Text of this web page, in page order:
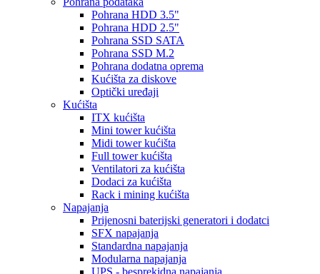
Pohrana HDD 3.5"
Pohrana HDD 2.5"
Pohrana SSD SATA
Pohrana SSD M.2
Pohrana dodatna oprema
Kućišta za diskove
Optički uređaji
Kućišta
ITX kućišta
Mini tower kućišta
Midi tower kućišta
Full tower kućišta
Ventilatori za kućišta
Dodaci za kućišta
Rack i mining kućišta
Napajanja
Prijenosni baterijski generatori i dodatci
SFX napajanja
Standardna napajanja
Modularna napajanja
UPS - besprekidna napajanja